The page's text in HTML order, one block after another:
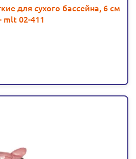
для сухого бассейна, 6 см
mlt 02-411